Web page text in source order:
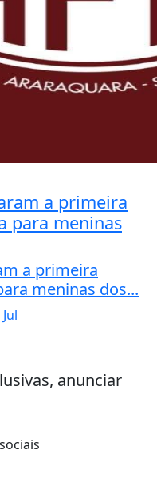
a primeira
para meninas
a primeira
meninas dos...
anunciar